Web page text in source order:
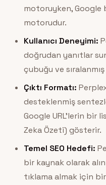
motoruyken, Google
motorudur.
Kullanıcı Deneyimi:
doğrudan yanıtlar
çubuğu ve
Çıktı Formatı:
desteklenmiş
Google URL’lerin bir
Zeka Özeti) gösterir.
Temel SEO Hedefi:
bir kaynak olarak
tıklama almak için bir